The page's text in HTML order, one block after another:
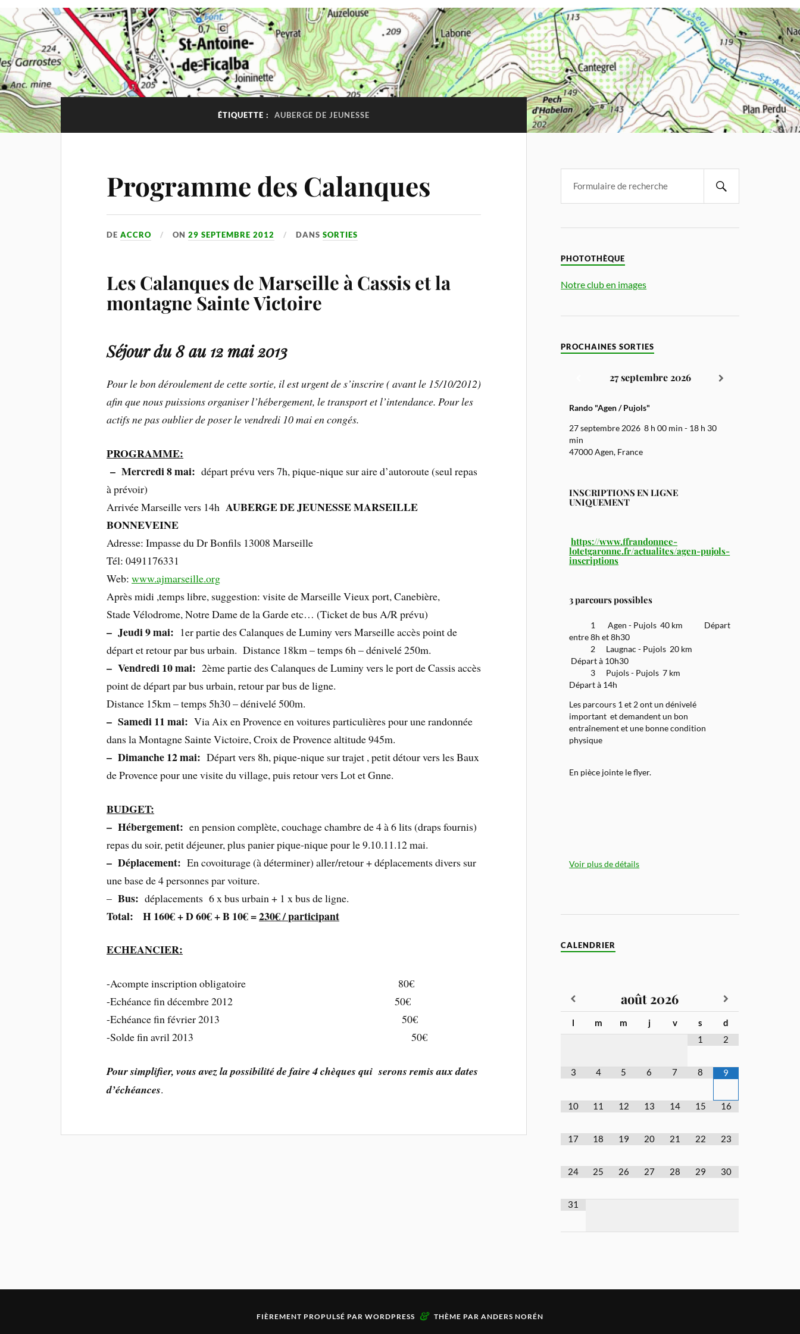
ÉTIQUETTE : AUBERGE DE JEUNESSE
Programme des Calanques
DEACCRO ON29 SEPTEMBRE 2012 DANSSORTIES
Les Calanques de Marseille à Cassis et la
montagne Sainte Victoire
Séjour du 8 au 12 mai 2013
Pour le bon déroulement de cette sortie, il est urgent de s’inscrire ( avant le 15/10/2012)
afin que nous puissions organiser l’hébergement, le transport et l’intendance. Pour les
actifs ne pas oublier de poser le vendredi 10 mai en congés.
PROGRAMME:
– Mercredi 8 mai: départ prévu vers 7h, pique-nique sur aire d’autoroute (seul repas
à prévoir)
Arrivée Marseille vers 14h AUBERGE DE JEUNESSE MARSEILLE
BONNEVEINE
Adresse: Impasse du Dr Bonfils 13008 Marseille
Tél: 0491176331
Web:www.ajmarseille.org
Après midi ,temps libre, suggestion: visite de Marseille Vieux port, Canebière,
Stade Vélodrome, Notre Dame de la Garde etc… (Ticket de bus A/R prévu)
– Jeudi 9 mai: 1er partie des Calanques de Luminy vers Marseille accès point de
départ et retour par bus urbain. Distance 18km – temps 6h – dénivelé 250m.
– Vendredi 10 mai: 2ème partie des Calanques de Luminy vers le port de Cassis accès
point de départ par bus urbain, retour par bus de ligne.
Distance 15km – temps 5h30 – dénivelé 500m.
– Samedi 11 mai: Via Aix en Provence en voitures particulières pour une randonnée
dans la Montagne Sainte Victoire, Croix de Provence altitude 945m.
– Dimanche 12 mai: Départ vers 8h, pique-nique sur trajet , petit détour vers les Baux
de Provence pour une visite du village, puis retour vers Lot et Gnne.
BUDGET:
– Hébergement: en pension complète, couchage chambre de 4 à 6 lits (draps fournis)
repas du soir, petit déjeuner, plus panier pique-nique pour le 9.10.11.12 mai.
– Déplacement: En covoiturage (à déterminer) aller/retour + déplacements divers sur
une base de 4 personnes par voiture.
–Bus: déplacements 6 x bus urbain + 1 x bus de ligne.
Total: H 160€ + D 60€ + B 10€ =230€ /participant
ECHEANCIER:
-Acompte inscription obligatoire 80€
-Echéance fin décembre 2012 50€
-Echéance fin février 2013 50€
-Solde fin avril 2013 50€
Pour simplifier, vous avez la possibilité de faire 4 chèques qui serons remis aux dates
d’échéances.
PHOTOTHÈQUE
Notre club en images
PROCHAINES SORTIES
27 septembre 2026
Rando "Agen / Pujols"
27 septembre 2026 8 h 00 min - 18 h 30
min
47000 Agen, France
INSCRIPTIONS EN LIGNE
UNIQUEMENT
https://www.ffrandonnee-
lotetgaronne.fr/actualites/agen-pujols-
inscriptions
3 parcours possibles
1 Agen - Pujols 40 km Départ
entre 8h et 8h30
2 Laugnac - Pujols 20 km
Départ à 10h30
3 Pujols - Pujols 7 km
Départ à 14h
Les parcours 1 et 2 ont un dénivelé
important et demandent un bon
entraînement et une bonne condition
physique
En pièce jointe le flyer.
Voir plus de détails
CALENDRIER
août 2026
l m m j v s
d
1
2
3 4 5 6 7 8 9
10 11 12 13 14 15 16
17 18 19 20 21 22 23
24 25 26 27 28 29 30
31
FIÈREMENT PROPULSÉ PAR WORDPRESS & THÈME PAR ANDERS NORÉN